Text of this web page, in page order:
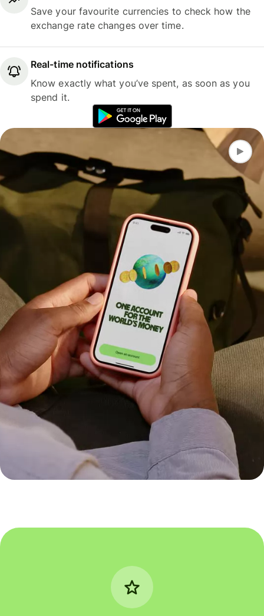
Save your favourite currencies to check how the
exchange rate changes over time.
Real-time notifications
Know exactly what you’ve spent, as soon as you
spend it.